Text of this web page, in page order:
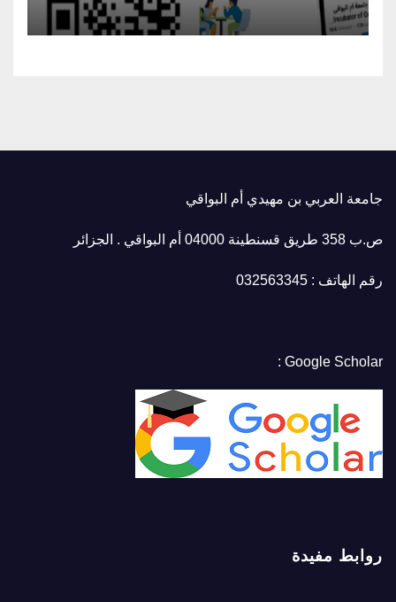
جامعة العربي بن مهيدي أم البواقي
ص.ب 358 طريق قسنطينة 04000 أم البواقي . الجزائر
رقم الهاتف : 032563345
Google Scholar :
روابط مفيدة